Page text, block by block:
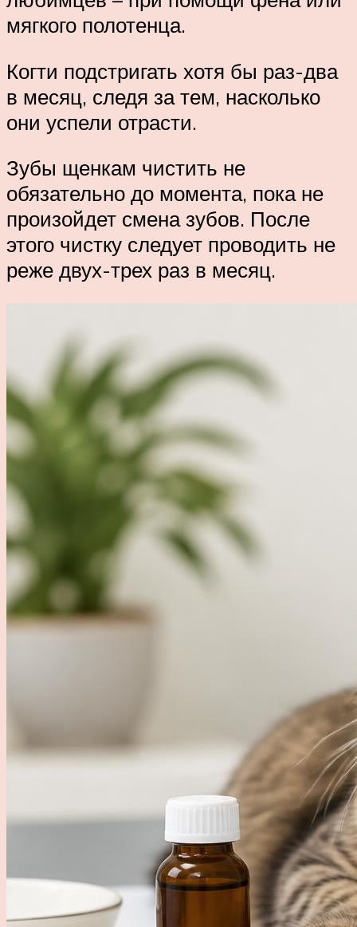
мягкого полотенца.
Когти подстригать хотя бы раз-два
в месяц, следя за тем, насколько
они успели отрасти.
Зубы щенкам чистить не
обязательно до момента, пока не
произойдет смена зубов. После
этого чистку следует проводить не
реже двух-трех раз в месяц.